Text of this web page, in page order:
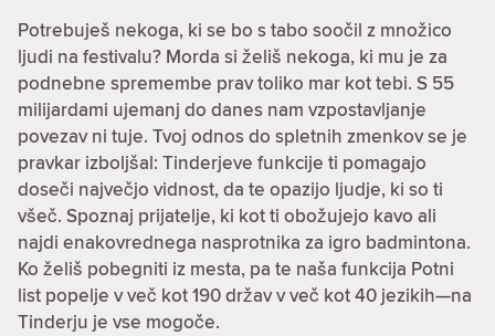
Potrebuješ nekoga, ki se bo s tabo soočil z množico
ljudi na festivalu? Morda si želiš nekoga, ki mu je za
podnebne spremembe prav toliko mar kot tebi. S 55
milijardami ujemanj do danes nam vzpostavljanje
povezav ni tuje. Tvoj odnos do spletnih zmenkov se je
pravkar izboljšal: Tinderjeve funkcije ti pomagajo
doseči največjo vidnost, da te opazijo ljudje, ki so ti
všeč. Spoznaj prijatelje, ki kot ti obožujejo kavo ali
najdi enakovrednega nasprotnika za igro badmintona.
Ko želiš pobegniti iz mesta, pa te naša funkcija Potni
list popelje v več kot 190 držav v več kot 40 jezikih—na
Tinderju je vse mogoče.